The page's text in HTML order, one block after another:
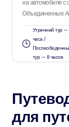
на автомобиле с
Объединенные
Утренний тур —
часа /
тур — 8 часов
для